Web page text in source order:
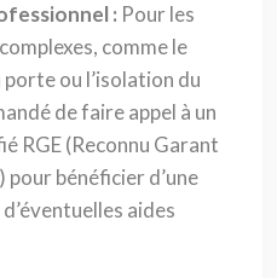
: Pour les
comme le
ou l’isolation du
de faire appel à un
RGE (Reconnu Garant
pour bénéficier d’une
aides